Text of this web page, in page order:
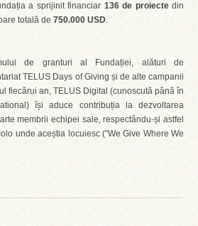
a sprijinit financiar 136 de proiectedin
totală de 750.000 USD.
de granturi al Fundației, alături de
TELUS Days of Giving și de alte campanii
fiecărui an, TELUS Digital (cunoscută până în
își aduce contribuția la dezvoltarea
membrii echipei sale, respectându-și astfel
unde aceștia locuiesc (“We Give Where We